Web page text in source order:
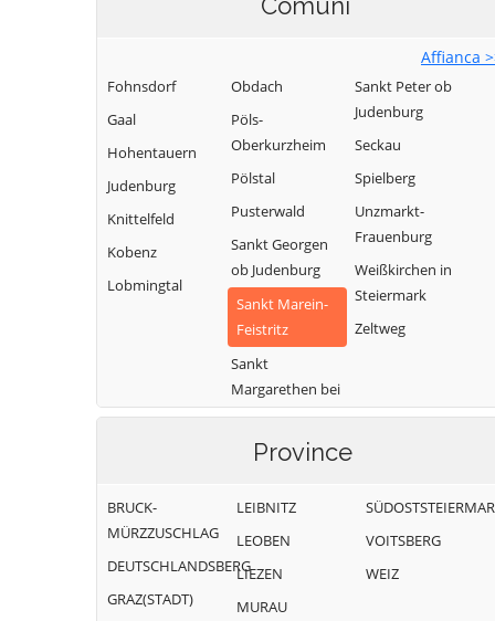
Affianca
Fohnsdorf
Gaal
Hohentauern
Judenburg
Knittelfeld
Kobenz
Lobmingtal
Obdach
Pöls-
Oberkurzheim
Pölstal
Pusterwald
Sankt Georgen
ob Judenburg
Sankt Marein-
Feistritz
Sankt
Margarethen bei
Knittelfeld
Sankt Peter ob
Judenburg
Seckau
Spielberg
Unzmarkt-
Frauenburg
Weißkirchen in
Steiermark
Zeltweg
Province
BRUCK-
MÜRZZUSCHLAG
DEUTSCHLANDSBERG
GRAZ(STADT)
LEIBNITZ
LEOBEN
LIEZEN
MURAU
VOITSBERG
WEIZ